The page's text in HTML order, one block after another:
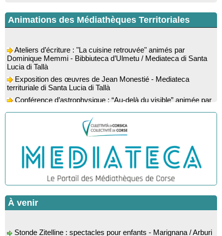
Animations des Médiathèques Territoriales
Dominique Memmi - Bibbiuteca d’Ulmetu / Mediateca di Santa
Lucia di Tallà
Exposition des œuvres de Jean Monestié - Mediateca
territuriale di Santa Lucia di Tallà
Conférence d’astrophysique : “Au-delà du visible” animée par
l’astrophysicien Paul Guerrini - Médiathèque - Pitretu è
Exposition des œuvres de Dominique Malberti Morin :
"Racines, peintures acryliques et aquarelles" - Mediateca
territuriale di Santa Lucia di Tallà
Animation : "Petits lecteurs" - Médiathèque - Pitretu è
Bicchisgià
hommage au duo mythique de la chanson corse interprété par
gutare) et Jacky Le Menn (claviers) - Salle des fêtes - Cuzzà
Lecture musicale : "Frida par les mots" proposée par la
À venir